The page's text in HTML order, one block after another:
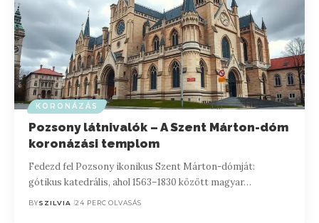
KORONÁZÁS
Pozsony látnivalók – A Szent Márton-dóm
koronázási templom
Fedezd fel Pozsony ikonikus Szent Márton-dómját:
gótikus katedrális, ahol 1563–1830 között magyar…
BYSZILVIA 24 PERC OLVASÁS